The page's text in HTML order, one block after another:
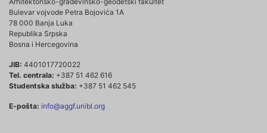
Bulevar vojvode Petra Bojovića 1A
78 000 Banja Luka
Republika Srpska
Bosna i Hercegovina
JIB: 4401017720022
Tel. centrala: +387 51 462 616
Studentska služba: +387 51 462 545
E-pošta: info@aggf.unibl.org